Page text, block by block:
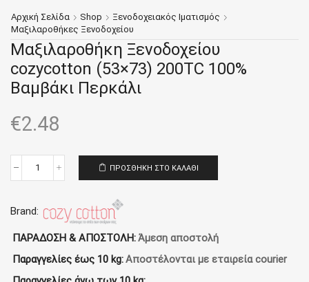
Αρχική Σελίδα Shop
Ξενοδοχειακός Ιματισμός
Μαξιλαροθήκες Ξενοδοχείου
Μαξιλαροθήκη Ξενοδοχείου
cozycotton (53×73) 200TC 100%
Βαμβάκι Περκάλι
€2.48
Μαξιλαροθήκη
(53x73)
200TC
100%
Περκάλι
ΠΡΟΣΘΉΚΗ ΣΤΟ ΚΑΛΆΘΙ
Brand:
ΠΑΡΑΔΟΣΗ & ΑΠΟΣΤΟΛΗ:Άμεση αποστολή
Παραγγελίες έως 10 kg:Αποστέλονται με εταιρεία courier